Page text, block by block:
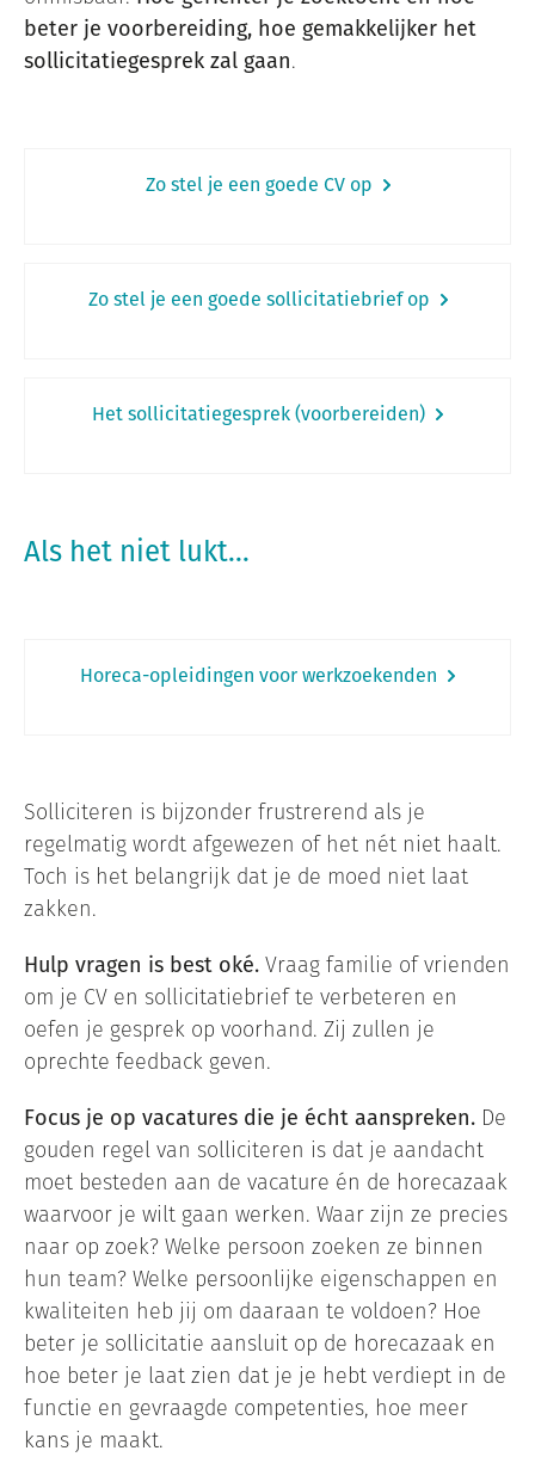
beter je voorbereiding, hoe gemakkelijker het
sollicitatiegesprek zal gaan.
Zo stel je een goede CV op
Zo stel je een goede sollicitatiebrief op
Het sollicitatiegesprek (voorbereiden)
Als het niet lukt...
Horeca-opleidingen voor werkzoekenden
Solliciteren is bijzonder frustrerend als je
regelmatig wordt afgewezen of het nét niet haalt.
Toch is het belangrijk dat je de moed niet laat
zakken.
Hulp vragen is best oké. Vraag familie of vrienden
om je CV en sollicitatiebrief te verbeteren en
oefen je gesprek op voorhand. Zij zullen je
oprechte feedback geven.
Focus je op vacatures die je écht aanspreken. De
gouden regel van solliciteren is dat je aandacht
moet besteden aan de vacature én de horecazaak
waarvoor je wilt gaan werken. Waar zijn ze precies
naar op zoek? Welke persoon zoeken ze binnen
hun team? Welke persoonlijke eigenschappen en
kwaliteiten heb jij om daaraan te voldoen? Hoe
beter je sollicitatie aansluit op de horecazaak en
hoe beter je laat zien dat je je hebt verdiept in de
functie en gevraagde competenties, hoe meer
kans je maakt.